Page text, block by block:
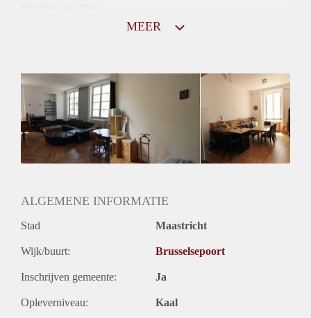
Gedeelde Douche: Ja
Gedeelde woonkamer: Ja
Huisgenoten: Ja
Geslacht huisgenoten: Gemengd
MEER
ALGEMENE INFORMATIE
Stad Maastricht
Wijk/buurt: Brusselsepoort
Inschrijven gemeente: Ja
Opleverniveau: Kaal